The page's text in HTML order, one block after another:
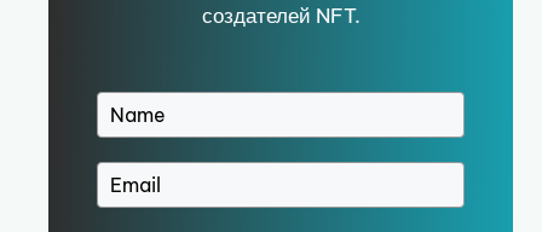
создателей NFT.